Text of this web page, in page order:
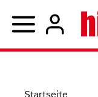
Startseite